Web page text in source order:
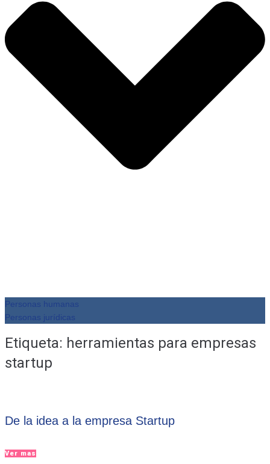
Personas humanas
Personas jurídicas
Etiqueta: herramientas para empresas
startup
De la idea a la empresa Startup
Ver mas